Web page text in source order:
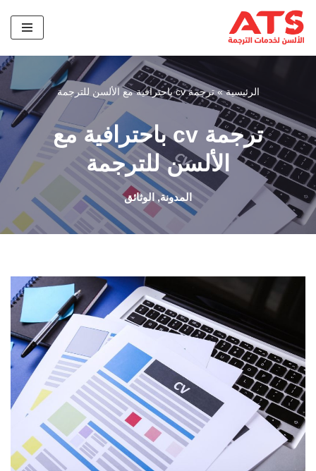
تخطى
إلى
الرئيسية»ترجمة cv باحترافية مع الألسن للترجمة
ترجمة cv باحترافية مع
الألسن للترجمة
المدونة, الوثائق